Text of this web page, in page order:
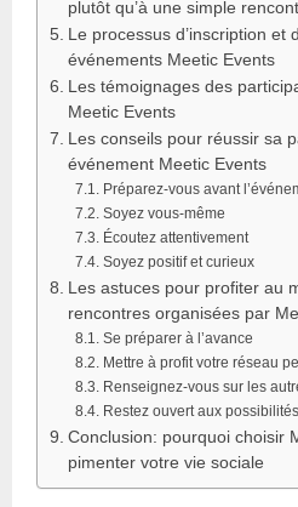
plutôt qu’à une simple
Le processus d’inscription et
événements Meetic Events
Les témoignages des
Meetic Events
Les conseils pour réussir sa
événement Meetic Events
Préparez-vous avant
Soyez vous-même
Écoutez attentivement
Soyez positif et curieux
Les astuces pour profiter au
rencontres organisées par
Se préparer à l’avance
Mettre à profit votre réseau
Renseignez-vous sur les
Restez ouvert aux possibilités
Conclusion: pourquoi choisir
pimenter votre vie sociale